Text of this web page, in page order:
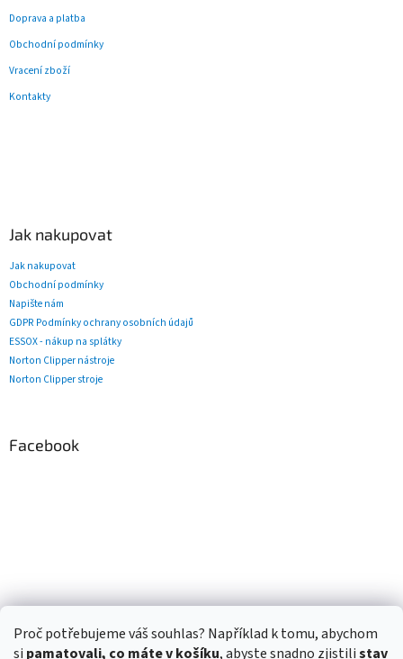
Proč potřebujeme váš souhlas? Například k tomu, abychom
si pamatovali, co máte v košíku, abyste snadno zjistilistav
Doprava a platba
Obchodní podmínky
Vracení zboží
Kontakty
Jak nakupovat
Jak nakupovat
Obchodní podmínky
Napište nám
GDPR Podmínky ochrany osobních údajů
ESSOX - nákup na splátky
Norton Clipper nástroje
Norton Clipper stroje
Facebook